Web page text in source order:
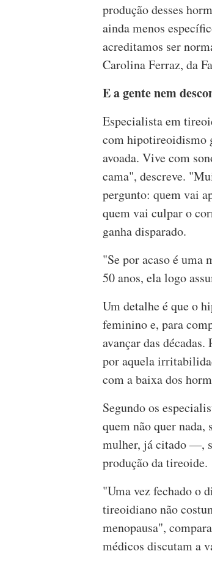
produção desses
ainda menos
acreditamos ser
Carolina Ferraz, da
E a gente nem
Especialista em
com hipotireoidismo
avoada. Vive com
cama", descreve.
pergunto: quem vai
quem vai culpar o
ganha disparado.
"Se por acaso é uma
50 anos, ela logo
Um detalhe é que o
feminino e, para
avançar das
por aquela
com a baixa dos
Segundo os
quem não quer
mulher, já citado —,
produção da tireoide.
"Uma vez fechado o
tireoidiano não
menopausa",
médicos discutam a